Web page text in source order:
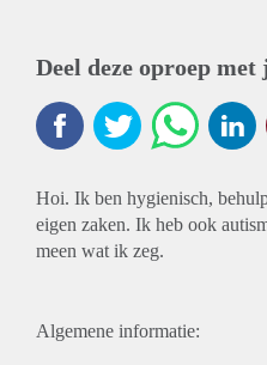
Deel deze oproep
Hoi. Ik ben hygienisch,
eigen zaken. Ik heb ook
meen wat ik zeg.
Algemene informatie: